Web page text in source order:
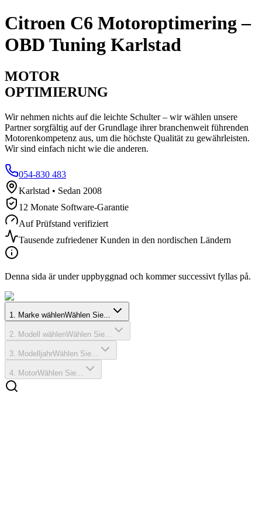
Citroen C6 Motoroptimering –
OBD Tuning Karlstad
MOTOR
OPTIMIERUNG
Wir nehmen nichts auf die leichte Schulter – wir wählen unsere
Partner sorgfältig auf der Grundlage ihrer branchenweit führenden
Motorenkompetenz aus, um die höchste Qualität zu gewährleisten.
Wir sind einfach nicht wie die anderen.
054-830 483
Karlstad • Sedan 2008
12 Monate Software-Garantie
Auf Prüfstand verifiziert
Tausende zufriedener Kunden in den nordischen Ländern
Denna sida är under uppbyggnad och kommer successivt fyllas på.
1 Marke wählenWählen Sie...
2 Modell wählenWählen Sie...
3 ModelljahrWählen Sie...
4 MotorWählen Sie...